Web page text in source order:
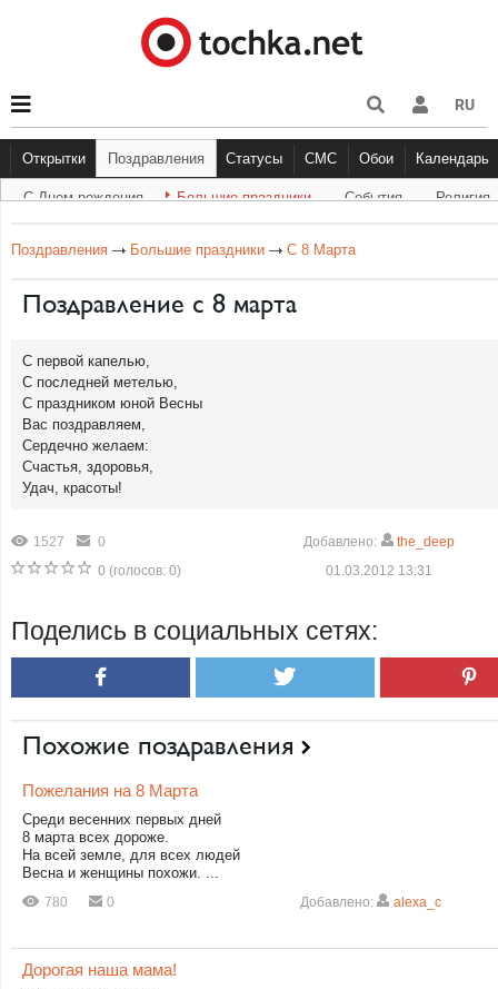
RU
Открытки
С Днем рождения Большие праздники События
Поздравления Статусы
Другое Прикольные Грустные
СМС
С Днём Рождения
Обои
Музыка
Календарь
С Днем рождения Большие праздники Cобытия Религия
Поздравления Большие праздники С 8 Марта
Поздравление с 8 марта
С первой капелью,
С последней метелью,
С праздником юной Весны
Вас поздравляем,
Сердечно желаем:
Счастья, здоровья,
Удач, красоты!
1527
0
0 (голосов: 0)
Добавлено:
the_deep
01.03.2012 13:31
Поделись в социальных сетях:
Похожие поздравления
Пожелания на 8 Марта
Среди весенних первых дней
8 марта всех дороже.
На всей земле, для всех людей
Весна и женщины похожи. ...
780 0 Добавлено: alexa_c
Дорогая наша мама!